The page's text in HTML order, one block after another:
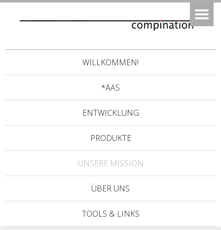
WILLKOMMEN!
*AAS
ENTWICKLUNG
PRODUKTE
UNSERE MISSION
ÜBER UNS
TOOLS & LINKS